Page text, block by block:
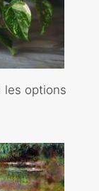
les options